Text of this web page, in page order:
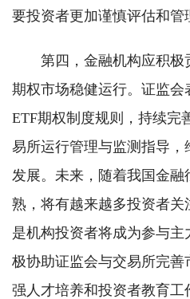
要投资者更加谨慎评估和管
第四，金融机构应积极
期权市场稳健运行。证监
ETF期权制度规则，持续完
易所运行管理与监测指导，
发展。未来，随着我国金
熟，将有越来越多投资者关
是机构投资者将成为参与
极协助证监会与交易所完
强人才培养和投资者教育工